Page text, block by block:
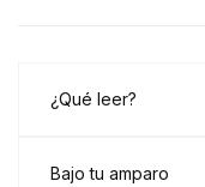
¿Qué leer?
Bajo tu amparo